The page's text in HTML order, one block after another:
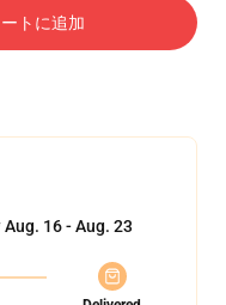
トに追加
Aug. 16 - Aug. 23